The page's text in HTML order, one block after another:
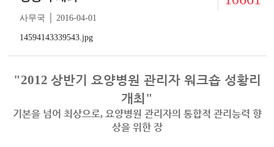
사무국 │ 2016-04-01
14594143339543.jpg
"2012 상반기 요양병원 관리자 워크숍 성황리
개최"
기본을 넘어 최상으로, 요양병원 관리자의 통합적 관리능력 향
상을 위한 장